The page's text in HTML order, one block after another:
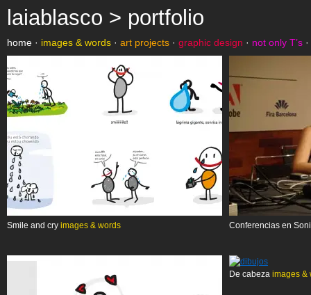
laiablasco > portfolio
home · images & words · art projects · graphic design · not only T’s ·
Smile and cry images & words Conferencias en
De cabeza images &